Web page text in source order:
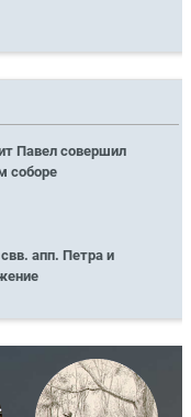
Павел совершил
соборе
апп. Петра и